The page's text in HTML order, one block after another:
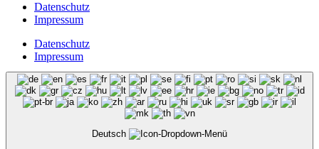
Datenschutz
Impressum
Datenschutz
Impressum
Deutsch